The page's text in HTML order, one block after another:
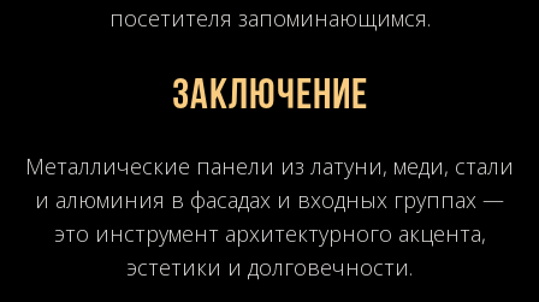
посетителя запоминающимся.
Заключение
Металлические панели из латуни, меди, стали
и алюминия в фасадах и входных группах —
это инструмент архитектурного акцента,
эстетики и долговечности.